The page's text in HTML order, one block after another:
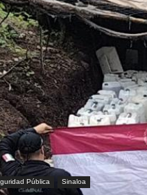
Pública Sinaloa